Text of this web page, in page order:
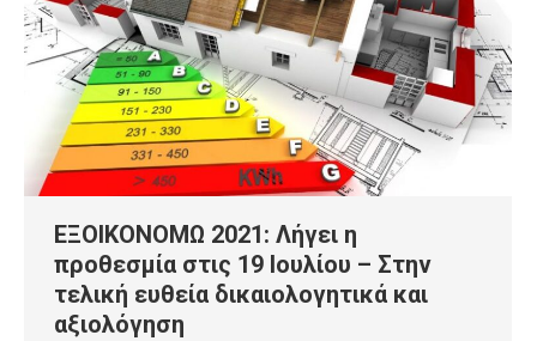
ΕΞΟΙΚΟΝΟΜΩ 2021: Λήγει η
προθεσμία στις 19 Ιουλίου – Στην
τελική ευθεία δικαιολογητικά και
αξιολόγηση